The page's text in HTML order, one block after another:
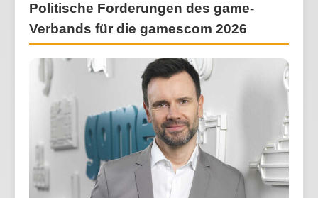
Politische Forderungen des game-
Verbands für die gamescom 2026